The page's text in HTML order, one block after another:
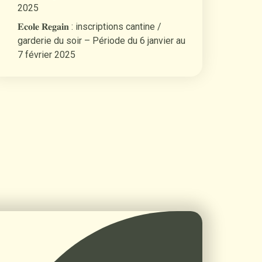
2025
𝐄𝐜𝐨𝐥𝐞 𝐑𝐞𝐠𝐚𝐢𝐧 : inscriptions cantine /
garderie du soir – Période du 6 janvier au
7 février 2025